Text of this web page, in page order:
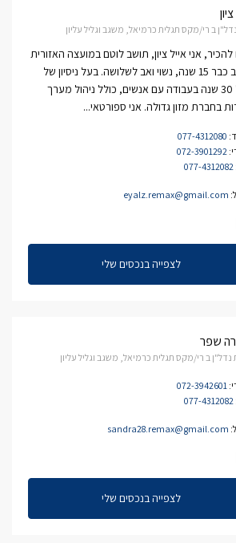
ב רי/מקס תגלית כרמיאל, משגב וגליל עליון
להכיר, אני אייל ציון, תושב לוטם במועצה האזורית
משגב כבר 15 שנה, נשוי ואב לשלושה. בעל ניסיון של
מעל 30 שנה בעבודה עם אנשים, כולל ניהול מערך
בחברת מזון גדולה. אני ספורטאי...
077-4312080
072-3901292
077-4312082
eyalz.remax@gmail.com
לצפייה בנכסים שלי
שפר
נדל"ן ב רי/מקס תגלית כרמיאל, משגב וגליל עליון
072-3942601
077-4312082
sandra28.remax@gmail.com
לצפייה בנכסים שלי